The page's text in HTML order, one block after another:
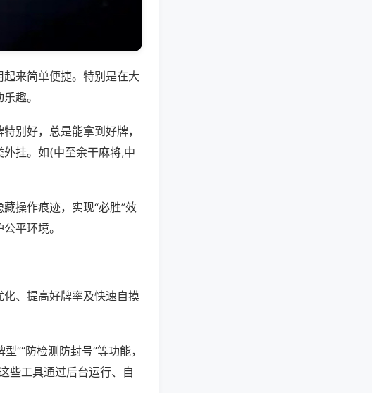
来简单便捷。特别是在大
趣。
别好，总是能拿到好牌，
挂。如(中至余干麻将,中
操作痕迹，实现“必胜”效
平环境。
、提高好牌率及快速自摸
”“防检测防封号”等功能，
些工具通过后台运行、自